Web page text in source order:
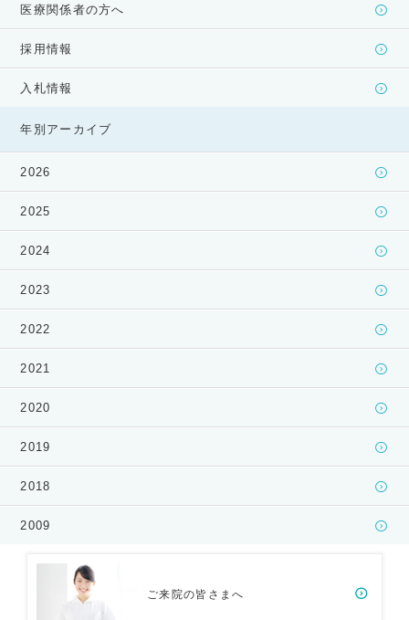
医療関係者の方へ
採用情報
入札情報
年別アーカイブ
2026
2025
2024
2023
2022
2021
2020
2019
2018
2009
ご来院の皆さまへ